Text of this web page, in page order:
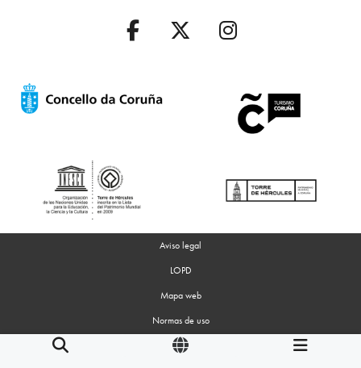
Aviso legal
LOPD
Mapa web
Normas de uso
Accesibilidad